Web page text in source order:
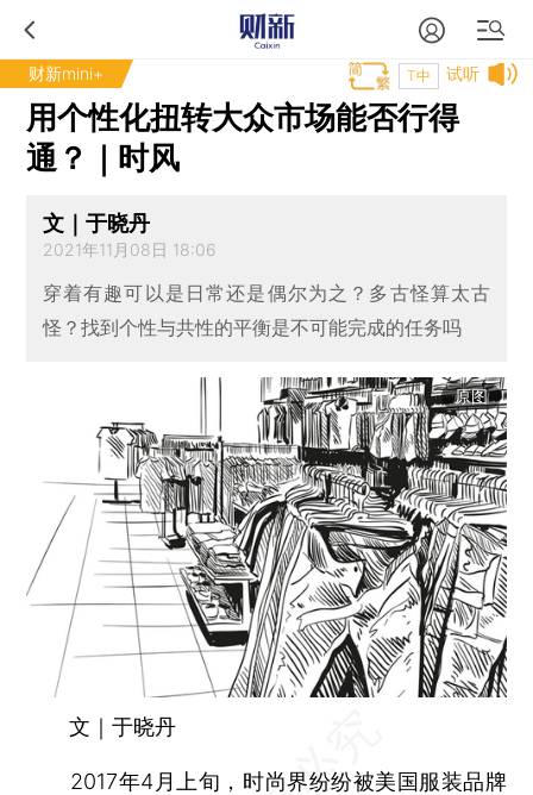
财新mini+ 试听
T中
用个性化扭转大众市场能否行得
通？｜时风
文｜于晓丹
2021年11月08日 18:06
穿着有趣可以是日常还是偶尔为之？多古怪算太古
怪？找到个性与共性的平衡是不可能完成的任务吗
原图
文｜于晓丹
2017年4月上旬，时尚界纷纷被美国服装品牌